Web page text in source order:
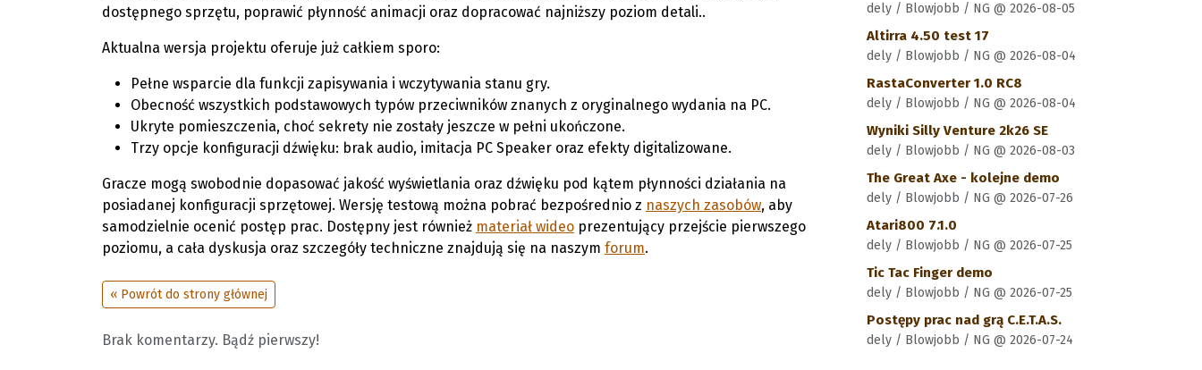
dostępnego sprzętu, poprawić płynność animacji oraz dopracować najniższy poziom detali..
Aktualna wersja projektu oferuje już całkiem sporo:
Pełne wsparcie dla funkcji zapisywania i wczytywania stanu gry.
Obecność wszystkich podstawowych typów przeciwników znanych z oryginalnego wydania na PC.
Ukryte pomieszczenia, choć sekrety nie zostały jeszcze w pełni ukończone.
Trzy opcje konfiguracji dźwięku: brak audio, imitacja PC Speaker oraz efekty digitalizowane.
Gracze mogą swobodnie dopasować jakość wyświetlania oraz dźwięku pod kątem płynności działania na
posiadanej konfiguracji sprzętowej. Wersję testową można pobrać bezpośrednio z naszych zasobów, aby
samodzielnie ocenić postęp prac. Dostępny jest również materiał wideo prezentujący przejście pierwszego
poziomu, a cała dyskusja oraz szczegóły techniczne znajdują się na naszym forum.
« Powrót do strony głównej
Brak komentarzy. Bądź pierwszy!
dely / Blowjobb / NG @ 2026-08-05
Altirra 4.50 test 17
dely / Blowjobb / NG @ 2026-08-04
RastaConverter 1.0 RC8
dely / Blowjobb / NG @ 2026-08-04
Wyniki Silly Venture 2k26 SE
dely / Blowjobb / NG @ 2026-08-03
The Great Axe - kolejne demo
dely / Blowjobb / NG @ 2026-07-26
Atari800 7.1.0
dely / Blowjobb / NG @ 2026-07-25
Tic Tac Finger demo
dely / Blowjobb / NG @ 2026-07-25
Postępy prac nad grą C.E.T.A.S.
dely / Blowjobb / NG @ 2026-07-24